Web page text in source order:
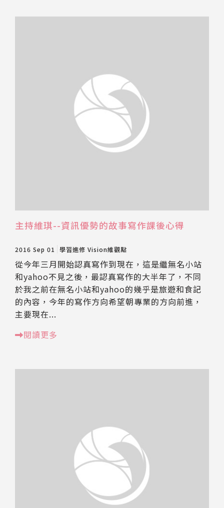
主持維琪--資訊優勢的故事寫作課後心得
2016 Sep 01 學習進修 Vision維觀點
從今年三月開始認真寫作到現在，這是繼無名小站
和yahoo不見之後，最認真寫作的大半年了，不同
於我之前在無名小站和yahoo的幾乎是旅遊和食記
的內容，今年的寫作方向希望朝專業的方向前進，
主要現在...
閱讀更多